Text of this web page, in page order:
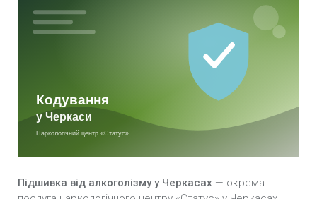
Кодування Тетурамом у Черкасах
Кодування Потрійний блок у Черкасах
Імплантація блокатора алкоголю «Еспераль» у
Черкасах
Кодування залежності по методиці Довженко у
Черкасах
Внутрішньом’язова ін’єкція блокатора
Підшивка від алкоголізму у Черкасах — окрема